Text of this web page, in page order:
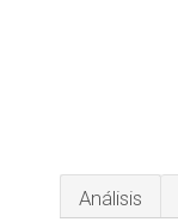
Análisis